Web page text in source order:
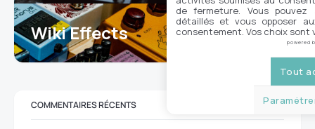
Wiki Effects 7
COMMENTAIRES RÉCENTS
de fermeture. Vous
détaillés et vous opposer
consentement. Vos choix sont
powered
Tout